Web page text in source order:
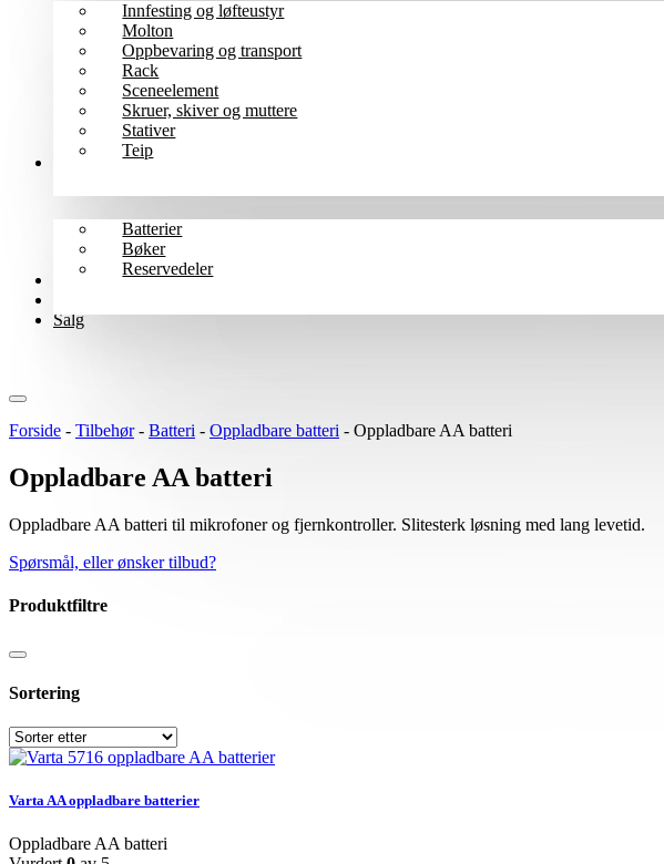
Innfesting og løfteustyr
Molton
Oppbevaring og transport
Rack
Sceneelement
Skruer, skiver og muttere
Stativer
Teip
Batterier
Bøker
Reservedeler
Wharfedale Pro
Salg
Forside - Tilbehør- Batteri - Oppladbare batteri - Oppladbare AA batteri
Oppladbare AA batteri
Oppladbare AA batteri til mikrofoner og fjernkontroller. Slitesterk løsning med lang levetid.
Spørsmål, eller ønsker tilbud?
Produktfiltre
Sortering
Varta AA oppladbare batterier
Oppladbare AA batteri